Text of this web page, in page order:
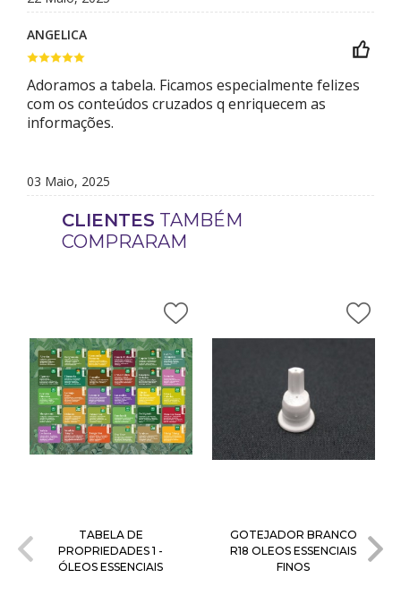
ANGELICA
03 Maio, 2025
Adoramos a tabela. Ficamos especialmente felizes
com os conteúdos cruzados q enriquecem as
informações.
CLIENTES TAMBÉM
COMPRARAM
TABELA DE
PROPRIEDADES 1 -
ÓLEOS ESSENCIAIS
GOTEJADOR BRANCO
R18 OLEOS ESSENCIAIS
FINOS